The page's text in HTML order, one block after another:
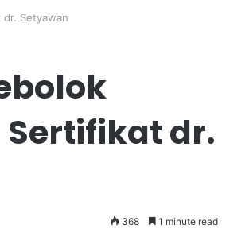
dr. Setyawan
dr.
368 1 minute read